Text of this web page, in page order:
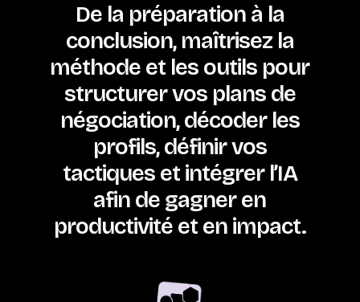
De la préparation à la
conclusion, maîtrisez la
méthode et les outils pour
structurer vos plans de
négociation, décoder les
profils, définir vos
tactiques et intégrer l’IA
afin de gagner en
productivité et en impact.